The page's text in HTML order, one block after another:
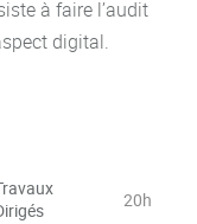
à faire l’audit
digital.
20h